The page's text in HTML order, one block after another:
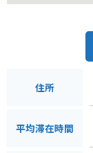
住所
平均滞在時間